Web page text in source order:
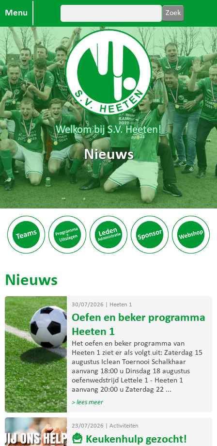
Menu
Welkom bij S.V. Heeten!
Nieuws
Nieuws
30/07/2026 Heeten 1
Oefen en beker programma
Heeten 1
Het oefen en beker programma van
Heeten 1 ziet er als volgt uit: Zaterdag 15
augustus Iclean Toernooi Schalkhaar
aanvang 18:00 u Dinsdag 18 augustus
oefenwedstrijd Lettele 1 - Heeten 1
aanvang 20:00 u Zaterdag 22 ...
> lees meer
23/07/2026 Activiteiten
🍟 Keukenhulp gezocht!